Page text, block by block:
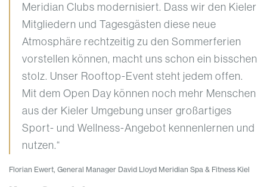
Meridian Clubs modernisiert. Dass wir den Kieler
Mitgliedern und Tagesgästen diese neue
Atmosphäre rechtzeitig zu den Sommerferien
vorstellen können, macht uns schon ein bisschen
stolz. Unser Rooftop-Event steht jedem offen.
Mit dem Open Day können noch mehr Menschen
aus der Kieler Umgebung unser großartiges
Sport- und Wellness-Angebot kennenlernen und
nutzen.“
Florian Ewert, General Manager David Lloyd Meridian Spa & Fitness Kiel